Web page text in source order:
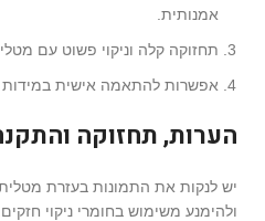
אמנותית.
תחזוקה קלה וניקוי פשוט עם
אפשרות להתאמה אישית במידות
הערות, תחזוקה
יש לנקות את התמונות בעזרת
ולהימנע משימוש בחומרי ניקוי